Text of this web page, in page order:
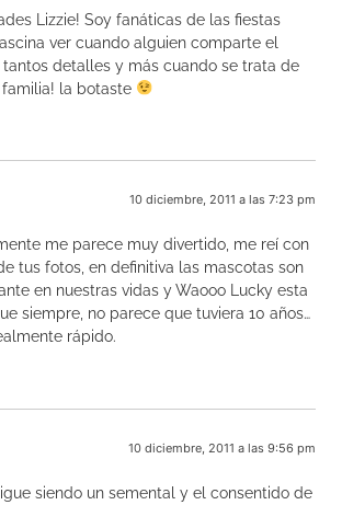
Lizzie! Soy fanáticas de las fiestas
ver cuando alguien comparte el
detalles y más cuando se trata de
la botaste
10 diciembre, 2011 a las 7:23 pm
me parece muy divertido, me reí con
tus fotos, en definitiva las mascotas son
en nuestras vidas y Waooo Lucky esta
siempre, no parece que tuviera 10 años…
rápido.
10 diciembre, 2011 a las 9:56 pm
siendo un semental y el consentido de